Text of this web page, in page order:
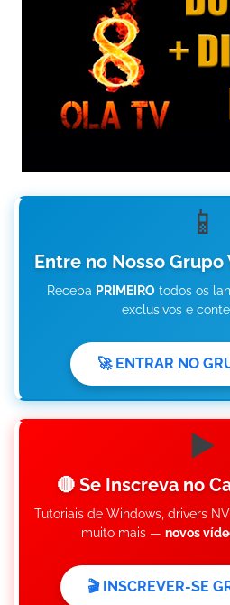
📱
Entre no Nosso Grupo
Receba PRIMEIRO todos os
exclusivos e
🚀 ENTRAR NO
▶️
🔴 Se Inscreva no
Tutoriais de Windows, drivers
muito mais — novos
🎬 INSCREVER-SE